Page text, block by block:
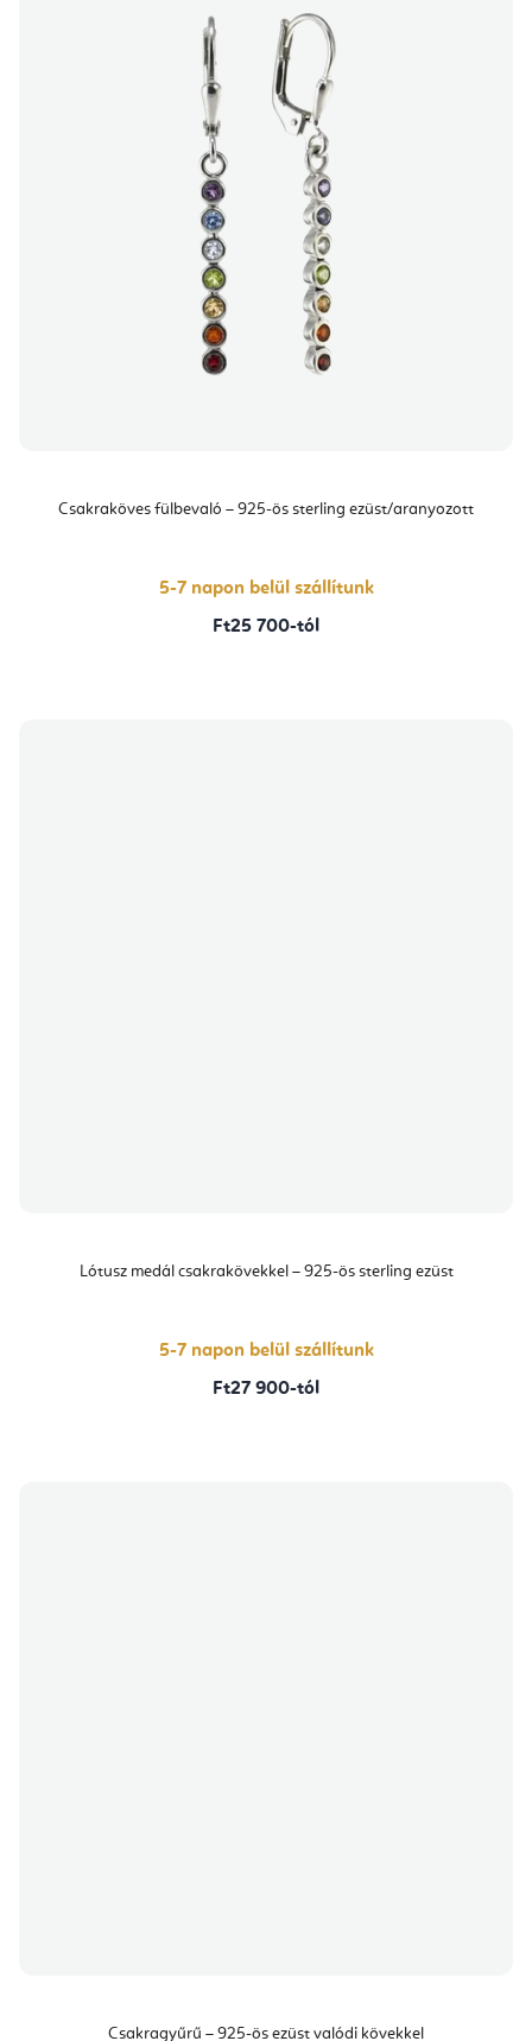
Csakraköves fülbevaló – 925-ös sterling ezüst/aranyozott
5-7 napon belül szállítunk
Ft25 700-tól
Lótusz medál csakrakövekkel – 925-ös sterling ezüst
5-7 napon belül szállítunk
Ft27 900-tól
Csakragyűrű – 925-ös ezüst valódi kövekkel